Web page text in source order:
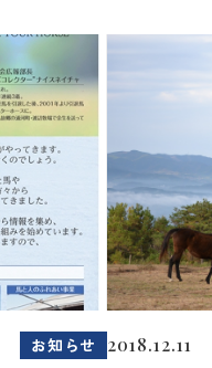
お知らせ 2018.12.11